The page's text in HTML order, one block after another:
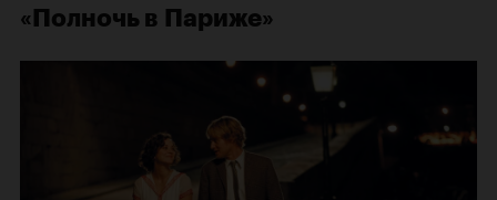
«Полночь в Париже»